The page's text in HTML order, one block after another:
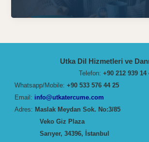
Kullanın:
Utka Dil Hizmetleri ve
Telefon: +90 212 939 14
Whatsapp/Mobile: +90 533 576 44 25
Email: info@utkatercume.com
Adres: Maslak Meydan Sok. No:3/85
Veko Giz Plaza
Sarıyer, 34396, İstanbul